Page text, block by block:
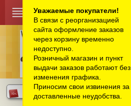
Уважаемые покупатели!
В связи с реорганизацией
сайта оформление заказов
через корзину временно
недоступно.
Розничный магазин и пункт
выдачи заказов работают без
изменения графика.
Приносим свои извинения за
доставленные неудобства.